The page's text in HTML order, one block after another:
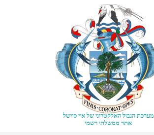
מערכת הגבול האלקטרוני של איי סיישל
אתר ממשלתי רשמי